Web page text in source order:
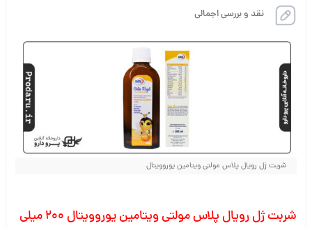
نقد و بررسی اجمالی
شربت ژل رویال پلاس مولتی ویتامین یوروویتال
شربت ژل رویال پلاس مولتی ویتامین یوروویتال 200 میلی